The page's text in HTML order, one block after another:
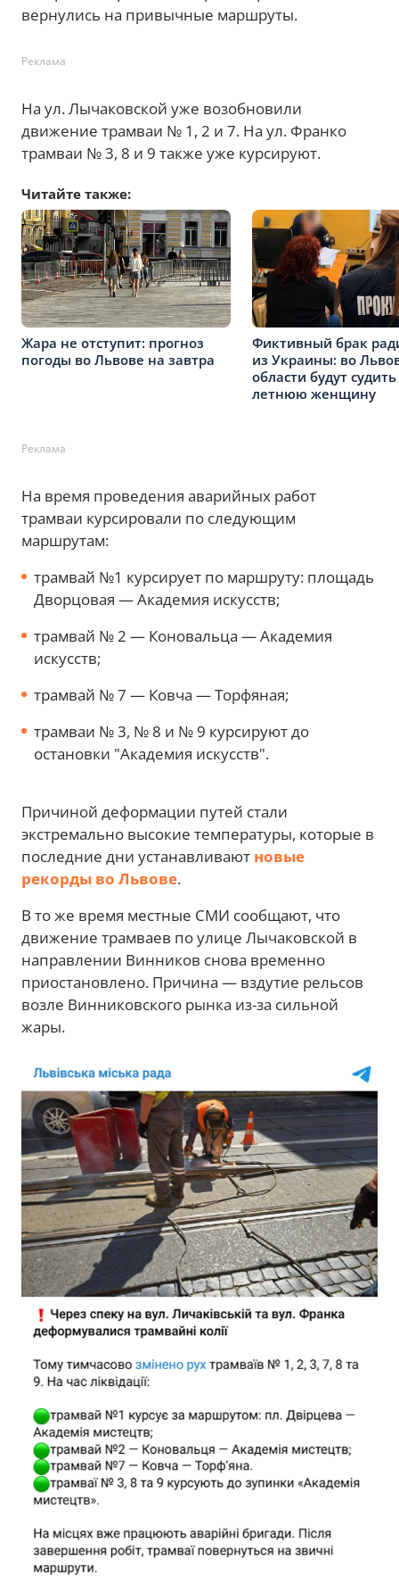
вернулись на привычные маршруты.
Реклама
На ул. Лычаковской уже возобновили
движение трамваи № 1, 2 и 7. На ул. Франко
трамваи № 3, 8 и 9 также уже курсируют.
Читайте также:
Жара не отступит: прогноз
погоды во Львове на завтра
Фиктивный брак
из Украины: во
области будут
летнюю женщину
Реклама
На время проведения аварийных работ
трамваи курсировали по следующим
маршрутам:
трамвай №1 курсирует по маршруту: площадь
Дворцовая — Академия искусств;
трамвай № 2 — Коновальца — Академия
искусств;
трамвай № 7 — Ковча — Торфяная;
трамваи № 3, № 8 и № 9 курсируют до
остановки "Академия искусств".
Причиной деформации путей стали
экстремально высокие температуры, которые в
последние дни устанавливают новые
рекорды во Львове.
В то же время местные СМИ сообщают, что
движение трамваев по улице Лычаковской в
направлении Винников снова временно
приостановлено. Причина — вздутие рельсов
возле Винниковского рынка из-за сильной
жары.